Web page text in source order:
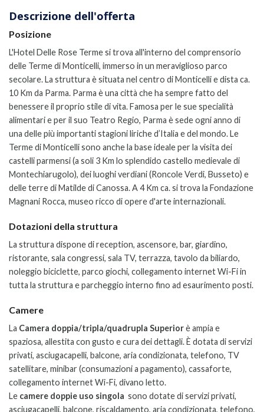
Descrizione dell'offerta
Posizione
L'Hotel Delle Rose Terme si trova all'interno del comprensorio
delle Terme di Monticelli, immerso in un meraviglioso parco
secolare. La struttura è situata nel centro di Monticelli e dista ca.
10 Km da Parma. Parma è una città che ha sempre fatto del
benessere il proprio stile di vita. Famosa per le sue specialità
alimentari e per il suo Teatro Regio, Parma è sede ogni anno di
una delle più importanti stagioni liriche d’Italia e del mondo. Le
Terme di Monticelli sono anche la base ideale per la visita dei
castelli parmensi (a soli 3 Km lo splendido castello medievale di
Montechiarugolo), dei luoghi verdiani (Roncole Verdi, Busseto) e
delle terre di Matilde di Canossa. A 4 Km ca. si trova la Fondazione
Magnani Rocca, museo ricco di opere d'arte internazionali.
Dotazioni della struttura
La struttura dispone di reception, ascensore, bar, giardino,
ristorante, sala congressi, sala TV, terrazza, tavolo da biliardo,
noleggio biciclette, parco giochi, collegamento internet Wi-Fi in
tutta la struttura e parcheggio interno fino ad esaurimento posti.
Camere
La Camera doppia/tripla/quadrupla Superiorè ampia e
spaziosa, allestita con gusto e cura dei dettagli. È dotata di servizi
privati, asciugacapelli, balcone, aria condizionata, telefono, TV
satellitare, minibar (consumazioni a pagamento), cassaforte,
collegamento internet Wi-Fi, divano letto.
Le camere doppie uso singola sono dotate di servizi privati,
asciugacapelli, balcone, riscaldamento, aria condizionata, telefono,